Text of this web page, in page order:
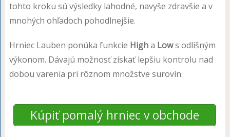
tohto kroku sú výsledky lahodné, navyše zdravšie a v
mnohých ohľadoch pohodlnejšie.
Hrniec Lauben ponúka funkcie Higha Lows odlišným
výkonom. Dávajú možnosť získať lepšiu kontrolu nad
dobou varenia pri rôznom množstve surovín.
Kúpiť pomalý hrniec v obchode